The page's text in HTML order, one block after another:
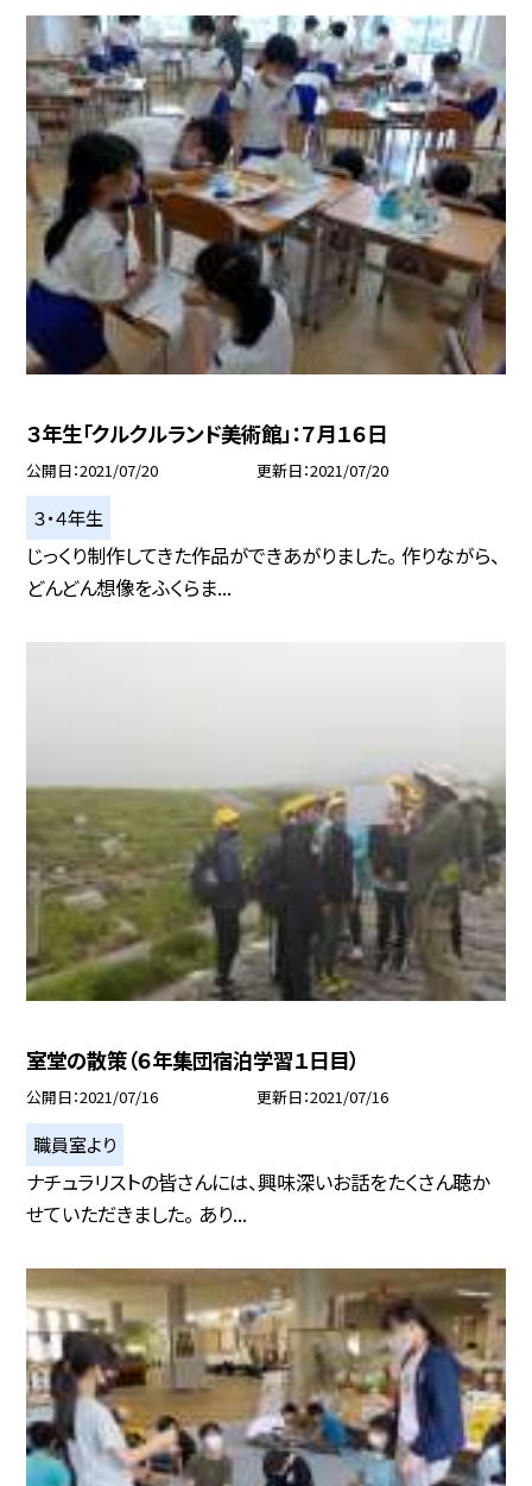
３年生「クルクルランド美術館」：７月１６日
公開日 2021/07/20 更新日 2021/07/20
３・４年生
じっくり制作してきた作品ができあがりました。 作りながら、
どんどん想像をふくらま...
室堂の散策（６年集団宿泊学習１日目）
公開日 2021/07/16 更新日 2021/07/16
職員室より
ナチュラリストの皆さんには、興味深いお話をたくさん聴か
せていただきました。 あり...